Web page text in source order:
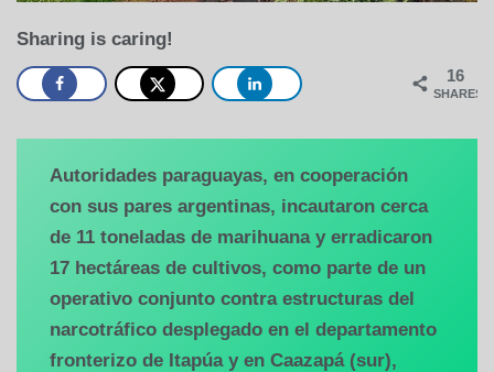
Sharing is caring!
16
SHARES
Autoridades paraguayas, en cooperación
con sus pares argentinas, incautaron cerca
de 11 toneladas de marihuana y erradicaron
17 hectáreas de cultivos, como parte de un
operativo conjunto contra estructuras del
narcotráfico desplegado en el departamento
fronterizo de Itapúa y en Caazapá (sur),